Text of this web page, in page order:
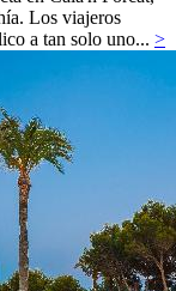
Los viajeros
a tan solo uno... >